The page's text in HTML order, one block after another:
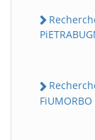
FiUMORBO